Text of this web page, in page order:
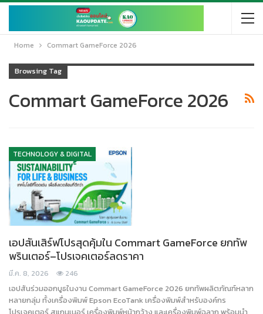
Home Commart GameForce 2026
Browsing Tag
Commart GameForce 2026
TECHNOLOGY & DIGITAL
เอปสันเสิร์ฟโปรสุดคุ้มใน Commart GameForce ยกทัพ
พรินเตอร์–โปรเจคเตอร์ลดราคา
มี.ค. 8, 2026 246
เอปสันร่วมออกบูธในงาน Commart GameForce 2026 ยกทัพผลิตภัณฑ์หลาก
หลายกลุ่ม ทั้งเครื่องพิมพ์ Epson EcoTank เครื่องพิมพ์สำหรับองค์กร